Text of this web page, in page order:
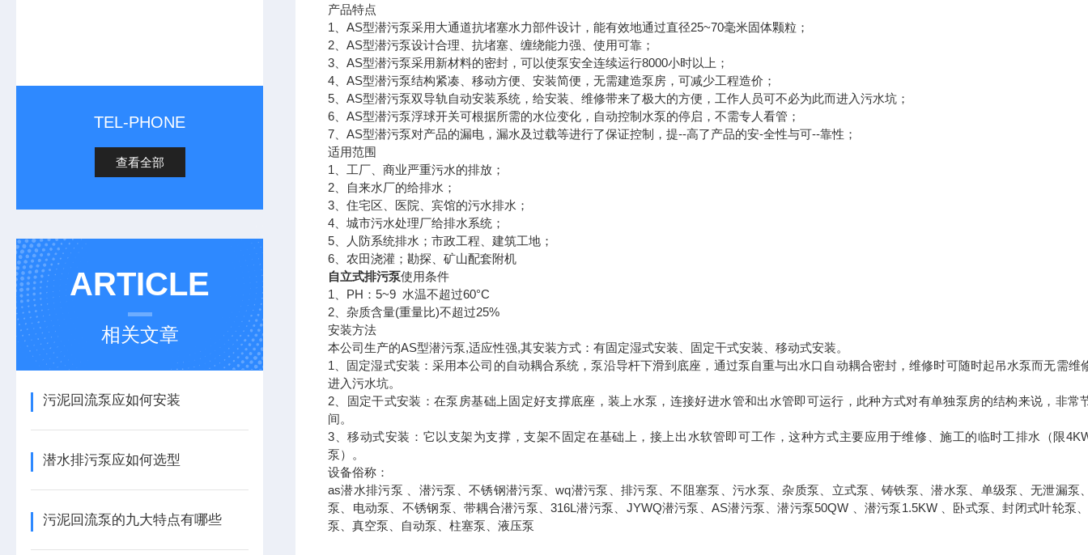
TEL-PHONE
查看全部
ARTICLE
相关文章
污泥回流泵应如何安装
潜水排污泵应如何选型
污泥回流泵的九大特点有哪些
产品特点
1、AS型潜污泵采用大通道抗堵塞水力部件设计，能有效地通过直径25~70毫米固体颗粒；
2、AS型潜污泵设计合理、抗堵塞、缠绕能力强、使用可靠；
3、AS型潜污泵采用新材料的密封，可以使泵安全连续运行8000小时以上；
4、AS型潜污泵结构紧凑、移动方便、安装简便，无需建造泵房，可减少工程造价；
5、AS型潜污泵双导轨自动安装系统，给安装、维修带来了极大的方便，工作人员可不必为此而进入污水坑；
6、AS型潜污泵浮球开关可根据所需的水位变化，自动控制水泵的停启，不需专人看管；
7、AS型潜污泵对产品的漏电，漏水及过载等进行了保证控制，提--高了产品的安-全性与可--靠性；
适用范围
1、工厂、商业严重污水的排放；
2、自来水厂的给排水；
3、住宅区、医院、宾馆的污水排水；
4、城市污水处理厂给排水系统；
5、人防系统排水；市政工程、建筑工地；
6、农田浇灌；勘探、矿山配套附机
自立式排污泵使用条件
1、PH：5~9 水温不超过60°C
2、杂质含量(重量比)不超过25%
安装方法
本公司生产的AS型潜污泵,适应性强,其安装方式：有固定湿式安装、固定干式安装、移动式安装。
1、固定湿式安装：采用本公司的自动耦合系统，泵沿导杆下滑到底座，通过泵自重与出水口自动耦合密封，维修时可随时起吊水泵而无需维
进入污水坑。
2、固定干式安装：在泵房基础上固定好支撑底座，装上水泵，连接好进水管和出水管即可运行，此种方式对有单独泵房的结构来说，非常
间。
3、移动式安装：它以支架为支撑，支架不固定在基础上，接上出水软管即可工作，这种方式主要应用于维修、施工的临时工排水（限
泵）。
设备俗称：
as潜水排污泵 、潜污泵、不锈钢潜污泵、wq潜污泵、排污泵、不阻塞泵、污水泵、杂质泵、立式泵、铸铁泵、潜水泵、单级泵、无泄漏泵
泵、电动泵、不锈钢泵、带耦合潜污泵、316L潜污泵、JYWQ潜污泵、AS潜污泵、潜污泵50QW 、潜污泵1.5KW 、卧式泵、封闭式叶轮泵
泵、真空泵、自动泵、柱塞泵、液压泵